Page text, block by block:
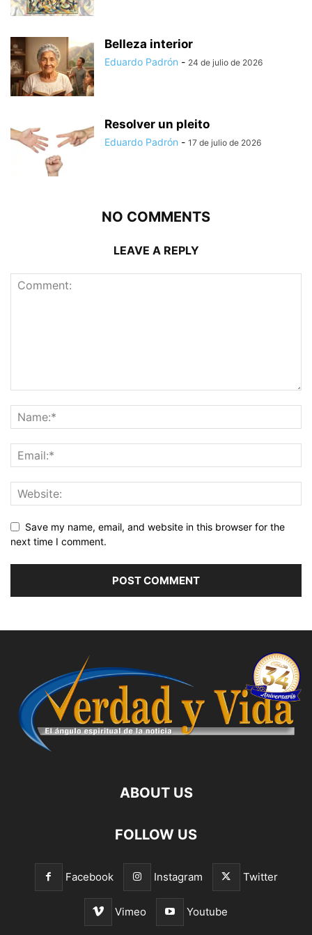
Belleza interior
Eduardo Padrón - 24 de julio de 2026
Resolver un pleito
Eduardo Padrón - 17 de julio de 2026
NO COMMENTS
LEAVE A REPLY
Save my name, email, and website in this browser for the
next time I comment.
ABOUT US
FOLLOW US
Facebook Instagram Twitter
Vimeo Youtube